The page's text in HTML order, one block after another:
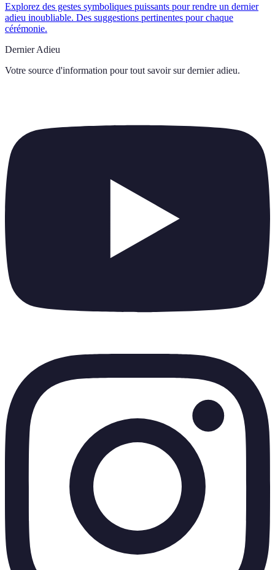
Explorez des gestes symboliques puissants pour rendre un dernier
adieu inoubliable. Des suggestions pertinentes pour chaque
cérémonie.
Dernier Adieu
Votre source d'information pour tout savoir sur dernier adieu.